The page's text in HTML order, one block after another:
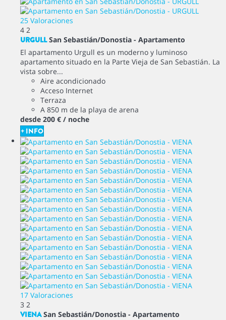
25 Valoraciones
4 2
URGULL San Sebastián/Donostia - Apartamento
El apartamento Urgull es un moderno y luminoso
apartamento situado en la Parte Vieja de San Sebastián. La
vista sobre...
Aire acondicionado
Acceso Internet
Terraza
A 850 m de la playa de arena
desde 200 € / noche
+ INFO
17 Valoraciones
3 2
VIENA San Sebastián/Donostia - Apartamento